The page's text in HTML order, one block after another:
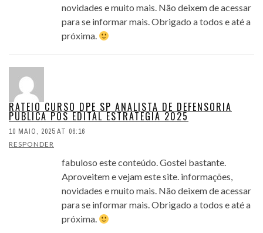
novidades e muito mais. Não deixem de acessar
para se informar mais. Obrigado a todos e até a
próxima.
RATEIO CURSO DPE SP ANALISTA DE DEFENSORIA
PUBLICA POS EDITAL ESTRATEGIA 2025
10 MAIO, 2025 AT 06:16
RESPONDER
fabuloso este conteúdo. Gostei bastante.
Aproveitem e vejam este site. informações,
novidades e muito mais. Não deixem de acessar
para se informar mais. Obrigado a todos e até a
próxima.